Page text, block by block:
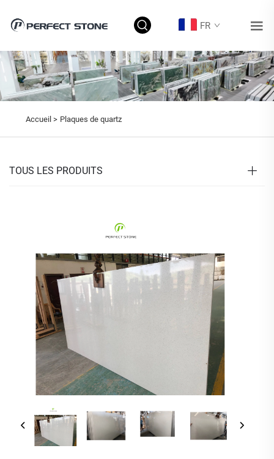
FR
Accueil > Plaques de quartz
TOUS LES PRODUITS